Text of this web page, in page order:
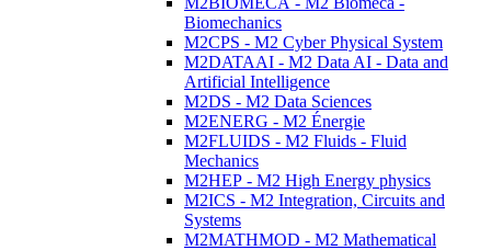
Biomechanics
M2CPS - M2 Cyber Physical System
M2DATAAI - M2 Data AI - Data and
Artificial Intelligence
M2DS - M2 Data Sciences
M2ENERG - M2 Énergie
M2FLUIDS - M2 Fluids - Fluid
Mechanics
M2HEP - M2 High Energy physics
M2ICS - M2 Integration, Circuits and
Systems
M2MATHMOD - M2 Mathematical